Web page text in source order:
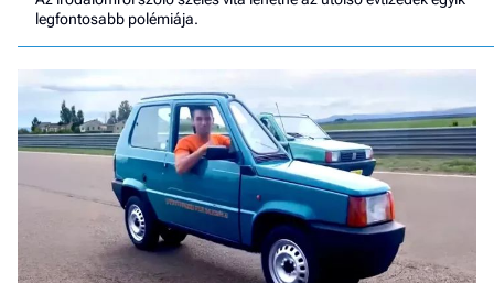
legfontosabb polémiája.